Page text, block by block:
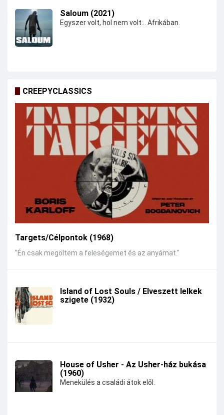
Saloum (2021)
Egyszer volt, hol nem volt... Afrikában.
CREEPYCLASSICS
Targets/Célpontok (1968)
"Én csak megöltem a feleségemet és az anyámat."
Island of Lost Souls / Elveszett lelkek
szigete (1932)
House of Usher - Az Usher-ház bukása
(1960)
Menekülés a családi átok elől.